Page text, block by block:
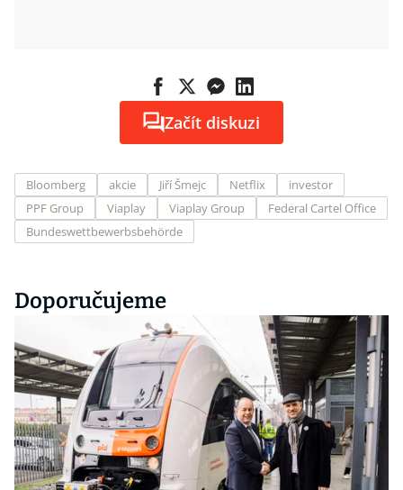
Začít diskuzi
Bloomberg akcie Jiří Šmejc Netflix
investor
PPF Group
Viaplay Viaplay Group
Federal Cartel Office
Bundeswettbewerbsbehörde
Doporučujeme